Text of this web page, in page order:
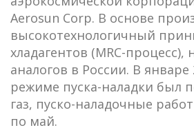
Aerosun Corp. В основе
высокотехнологичный
хладагентов (MRC-
аналогов в России. В январе
режиме пуска-наладки был
газ, пуско-наладочные
по май.